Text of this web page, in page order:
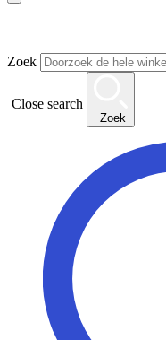
Zoek
Close search
Zoek